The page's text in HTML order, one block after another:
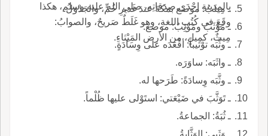
بالمدينةِ إحْدَى صدَقاتِهِ، صلى الله عليه وسلم، هكذا
وقَعَ في كُتُبِ اللغةِ، وهو غَلَطٌ صَريحٌ، والصوابُ:
مِيثٌ، كمِيلٍ، من الأرض المَيْثاءِ.
ـ مِيثَبُ: موضع بمكةَ عندَ غَديرِ خُمٍّ، والجَدْوَلُ.
ـ مَوْثَبٌ ومَوْثِبٌ: موضع.
ـ وثَّبَه توْثيباً: أقْعَدَه على وِسَادَةٍ.
ـ واثَبَه: ساوَرَه.
ـ وثَّبَه وِسادَةً: طَرَحها له.
ـ تَوَثَّبَ في ضَيْعَتي: استَوْلى عليها ظُلْماً.
ـ ثُبَةُ: الجماعةُ.
ـ وَثَبى: الوَثَّابةُ.